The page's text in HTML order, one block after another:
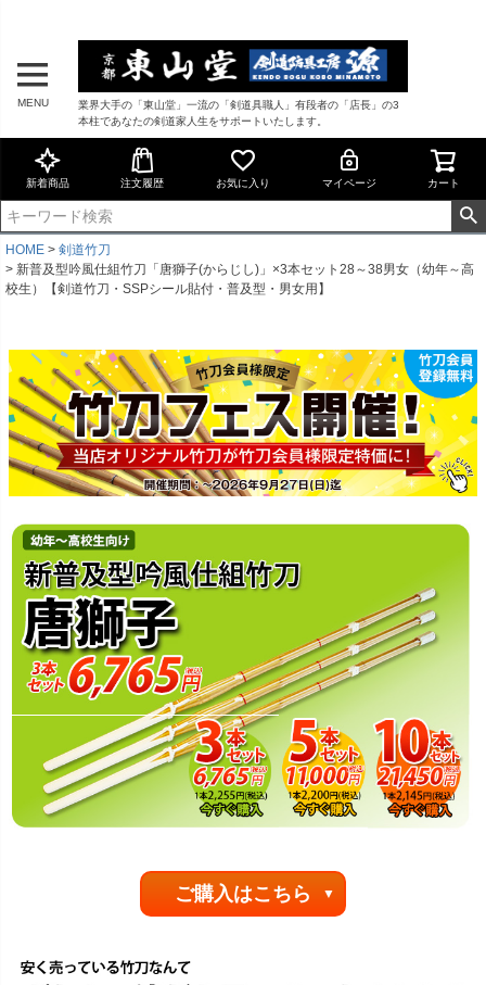
MENU
業界大手の「東山堂」一流の「剣道具職人」有段者の「店長」の3
本柱であなたの剣道家人生をサポートいたします。
新着商品 注文履歴 お気に入り マイページ カート
HOME
剣道竹刀
新普及型吟風仕組竹刀「唐獅子(からじし)」×3本セット28～38男女（幼年～高
校生）【剣道竹刀・SSPシール貼付・普及型・男女用】
ご購入はこちら